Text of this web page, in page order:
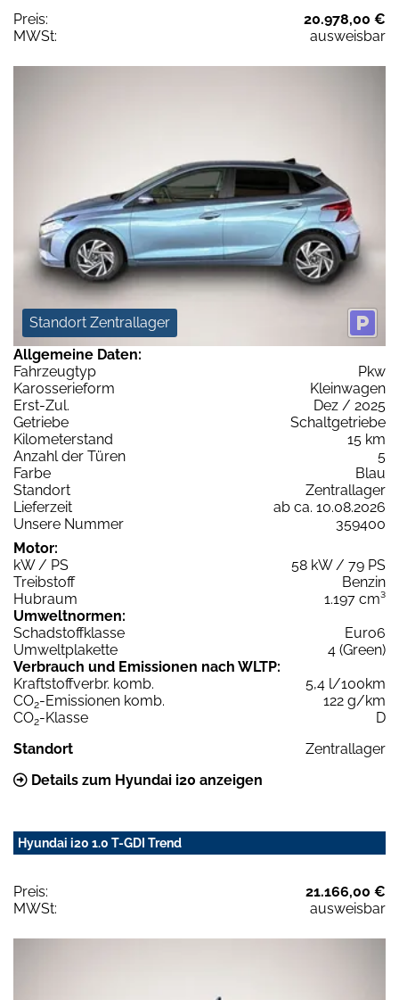
Preis:
20.978,00 €
MWSt:
ausweisbar
Standort Zentrallager
Allgemeine Daten:
Fahrzeugtyp
Pkw
Karosserieform
Kleinwagen
Erst-Zul.
Dez / 2025
Getriebe
Schaltgetriebe
Kilometerstand
15 km
Anzahl der Türen
5
Farbe
Blau
Standort
Zentrallager
Lieferzeit
ab ca. 10.08.2026
Unsere Nummer
359400
Motor:
kW / PS
58 kW / 79 PS
Treibstoff
Benzin
Hubraum
1.197 cm³
Umweltnormen:
Schadstoffklasse
Euro6
Umweltplakette
4 (Green)
Verbrauch und Emissionen nach WLTP:
Kraftstoffverbr. komb.
5,4 l/100km
CO2-Emissionen komb.
122 g/km
CO2-Klasse
D
Standort
Zentrallager
Details zum Hyundai i20 anzeigen
Hyundai i20 1.0 T-GDI Trend
Preis:
21.166,00 €
MWSt:
ausweisbar